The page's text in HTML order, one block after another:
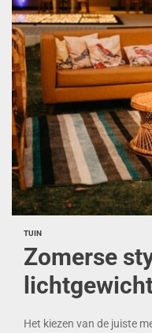
TUIN
Zomerse
Het kiezen van de juiste